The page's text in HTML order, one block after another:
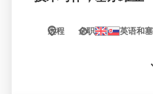
远程 全职 英语和